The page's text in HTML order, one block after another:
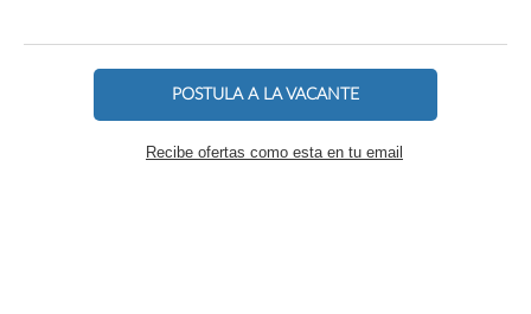
POSTULA A LA VACANTE
Recibe ofertas como esta en tu email